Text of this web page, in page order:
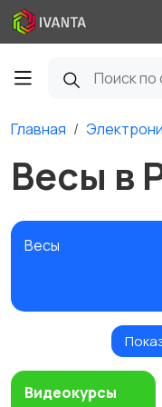
Главная
Весы в
Весы
Измельчение и
смешивание
Видеокурсы